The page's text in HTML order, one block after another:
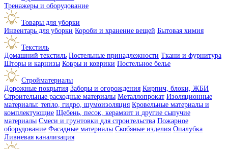
Тренажеры и оборудование
Товары для уборки
Инвентарь для уборки Короби и хранение вещей Бытовая химия
Текстиль
Домашний текстиль Постельные принадлежности Ткани и фурнитура
Шторы и карнизы Ковры и коврики Постельное белье
Стройматериалы
Дорожные покрытия Заборы и огорождения Кирпич, блоки, ЖБИ
Строительные расходные материалы Металлопрокат Изоляционные
материалы: тепло, гидро, шумоизоляция Кровельные материалы и
комплектующие Щебень, песок, керамзит и другие сыпучие
материалы Смеси и грунтовки для строительства Пожарное
оборудование Фасадные материалы Скобяные изделия Опалубка
Ливневая канализация